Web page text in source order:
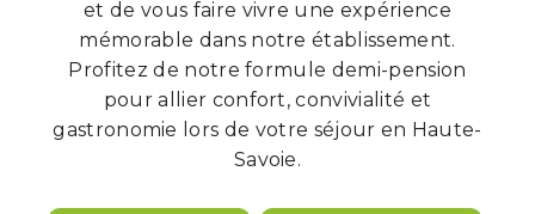
et de vous faire vivre une expérience
mémorable dans notre établissement.
Profitez de notre formule demi-pension
pour allier confort, convivialité et
gastronomie lors de votre séjour en Haute-
Savoie.